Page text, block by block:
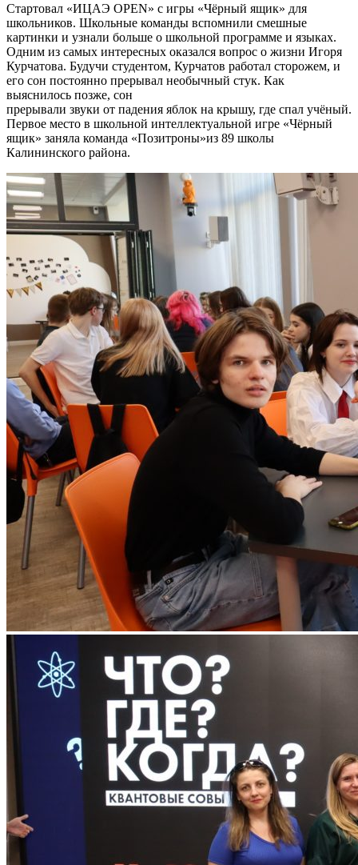
Стартовал «ИЦАЭ OPEN» c игры «Чёрный ящик» для
школьников. Школьные команды вспомнили смешные
картинки и узнали больше о школьной программе и языках.
Одним из самых интересных оказался вопрос о жизни Игоря
Курчатова. Будучи студентом, Курчатов работал сторожем, и
его сон постоянно прерывал необычный стук. Как
выяснилось позже, сон
прерывали звуки от падения яблок на крышу, где спал учёный.
Первое место в школьной интеллектуальной игре «Чёрный
ящик» заняла команда «Позитроны»из 89 школы
Калининского района.